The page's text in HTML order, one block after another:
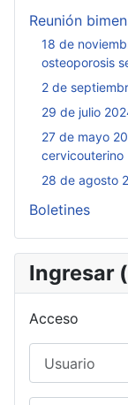
Reunión
18 de
osteoporosis
2 de
29 de julio
27 de mayo
cervicouterino
28 de agosto
Boletines
Ingresar
Acceso